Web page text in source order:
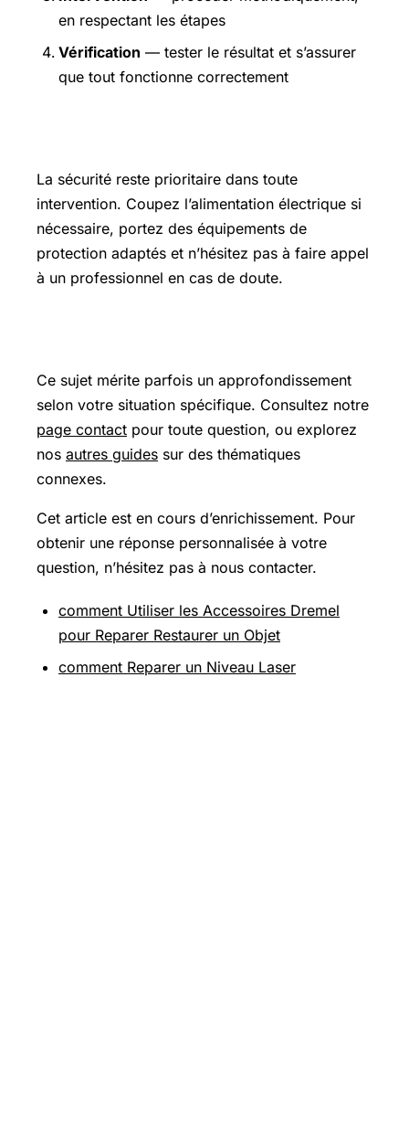
en respectant les étapes
Vérification — tester le résultat et s’assurer
que tout fonctionne correctement
La sécurité reste prioritaire dans toute
intervention. Coupez l’alimentation électrique si
nécessaire, portez des équipements de
protection adaptés et n’hésitez pas à faire appel
à un professionnel en cas de doute.
Ce sujet mérite parfois un approfondissement
selon votre situation spécifique. Consultez notre
page contact pour toute question, ou explorez
nos autres guides sur des thématiques
connexes.
Cet article est en cours d’enrichissement. Pour
obtenir une réponse personnalisée à votre
question, n’hésitez pas à nous contacter.
comment Utiliser les Accessoires Dremel
pour Reparer Restaurer un Objet
comment Reparer un Niveau Laser